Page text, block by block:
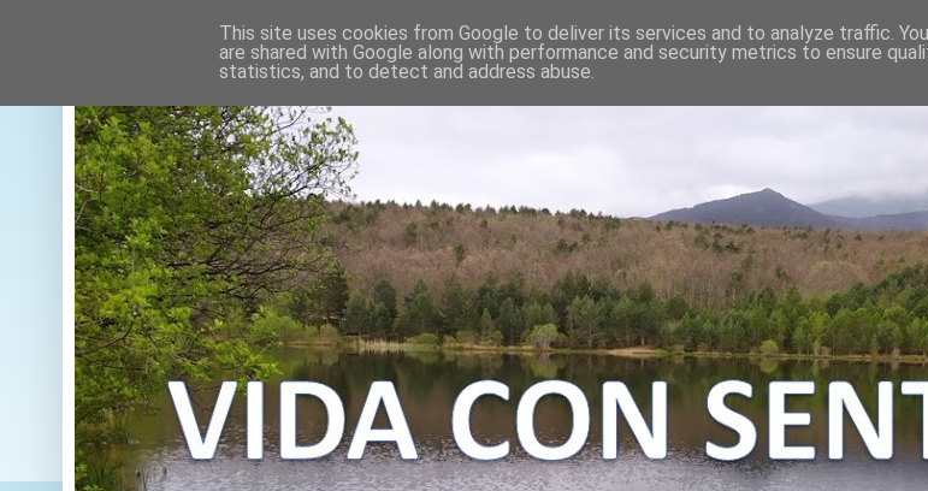
This site uses cookies from Google to deliver its services and to analyze traffic.
are shared with Google along with performance and security metrics to ensure
statistics, and to detect and address abuse.